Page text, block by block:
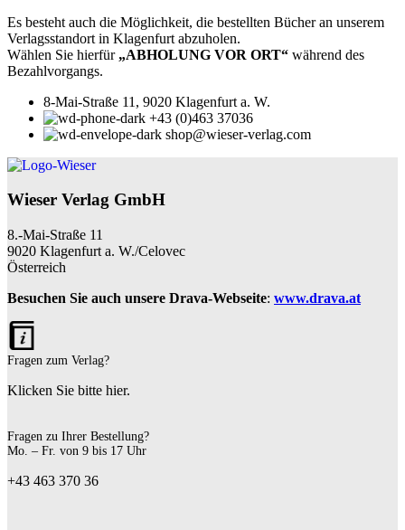
Es besteht auch die Möglichkeit, die bestellten Bücher an unserem
Verlagsstandort in Klagenfurt abzuholen.
Wählen Sie hierfür „ABHOLUNG VOR ORT“ während des
Bezahlvorgangs.
8-Mai-Straße 11, 9020 Klagenfurt a. W.
+43 (0)463 37036
shop@wieser-verlag.com
Wieser Verlag GmbH
8.-Mai-Straße 11
9020 Klagenfurt a. W./Celovec
Österreich
Besuchen Sie auch unsere Drava-Webseite: www.drava.at
Fragen zum Verlag?
Klicken Sie bitte hier.
Fragen zu Ihrer Bestellung?
Mo. – Fr. von 9 bis 17 Uhr
+43 463 370 36